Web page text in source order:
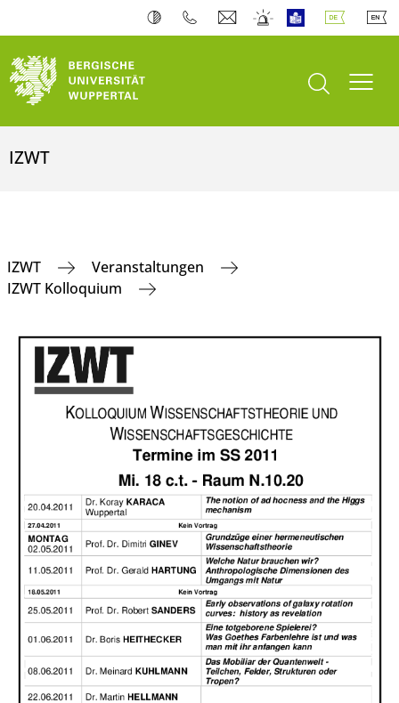
Suche öffnen
IZWT
IZWT
Veranstaltungen
IZWT Kolloquium